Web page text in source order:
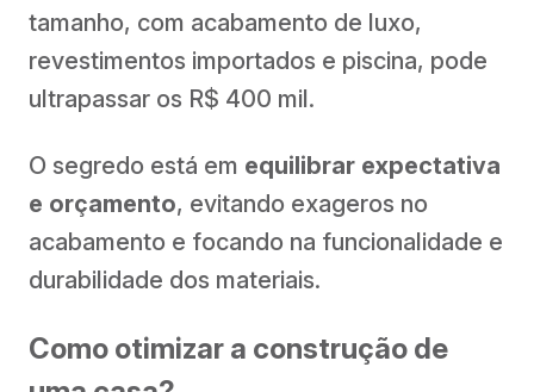
tamanho, com acabamento de luxo,
revestimentos importados e piscina, pode
ultrapassar os R$ 400 mil.
O segredo está em equilibrar expectativa
e orçamento, evitando exageros no
acabamento e focando na funcionalidade e
durabilidade dos materiais.
Como otimizar a construção de